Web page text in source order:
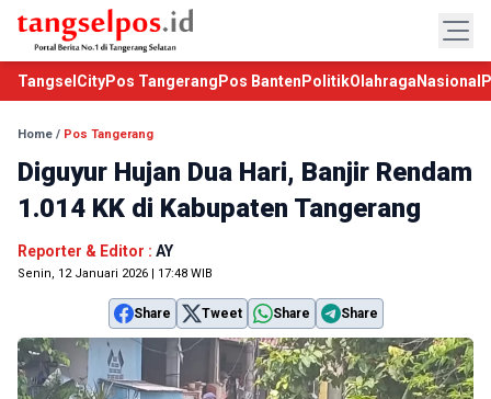
TangselCityPos Tangerang Pos Banten PolitikOlahraga Nasional
Home / Pos Tangerang
Diguyur Hujan Dua Hari, Banjir Rendam
1.014 KK di Kabupaten Tangerang
Reporter & Editor : AY
Senin, 12 Januari 2026 | 17:48 WIB
Share Tweet Share Share